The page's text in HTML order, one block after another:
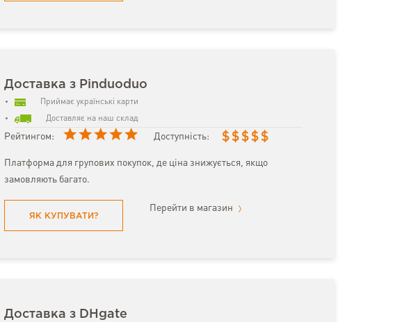
Доставка з Pinduoduo
Приймає українські карти
Доставляє на наш склад
Рейтингом: Доступність: $ $ $ $ $
Платформа для групових покупок, де ціна знижується, якщо
замовляють багато.
ЯК КУПУВАТИ?
Перейти в магазин
Доставка з DHgate